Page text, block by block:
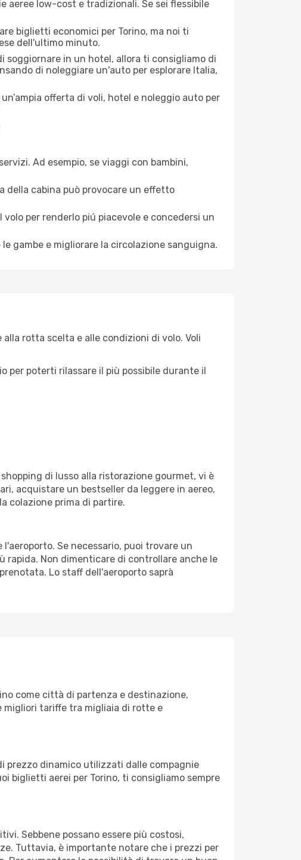
aeree low-cost e tradizionali. Se sei flessibile
biglietti economici per Torino, ma noi ti
dell'ultimo minuto.
soggiornare in un hotel, allora ti consigliamo di
di noleggiare un'auto per esplorare Italia,
offerta di voli, hotel e noleggio auto per
Ad esempio, se viaggi con bambini,
della cabina può provocare un effetto
per renderlo piú piacevole e concedersi un
gambe e migliorare la circolazione sanguigna.
rotta scelta e alle condizioni di volo. Voli
per poterti rilassare il più possibile durante il
di lusso alla ristorazione gourmet, vi è
acquistare un bestseller da leggere in aereo,
colazione prima di partire.
Se necessario, puoi trovare un
rapida. Non dimenticare di controllare anche le
Lo staff dell'aeroporto saprà
come città di partenza e destinazione,
migliori tariffe tra migliaia di rotte e
prezzo dinamico utilizzati dalle compagnie
biglietti aerei per Torino, ti consigliamo sempre
Sebbene possano essere più costosi,
Tuttavia, è importante notare che i prezzi per